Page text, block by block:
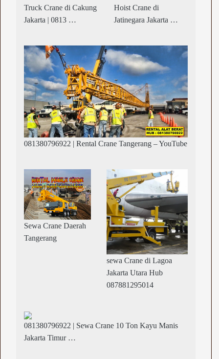
Truck Crane di Cakung
Jakarta | 0813 …
Hoist Crane di
Jatinegara Jakarta …
081380796922 | Rental Crane Tangerang – YouTube
Sewa Crane Daerah
Tangerang
sewa Crane di Lagoa
Jakarta Utara Hub
087881295014
081380796922 | Sewa Crane 10 Ton Kayu Manis
Jakarta Timur …